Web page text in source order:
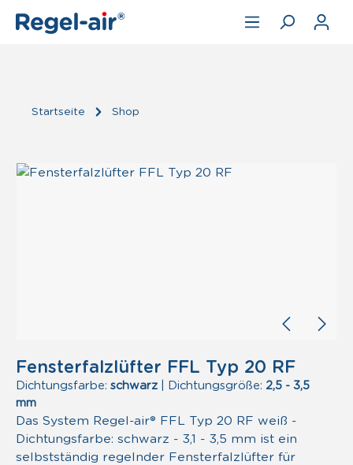
Zum Hauptinhalt springen
Startseite Shop
Bildergalerie überspringen
Fensterfalzlüfter FFL Typ 20 RF
Dichtungsfarbe: schwarz Dichtungsgröße: 2,5 - 3,5
mm
Das System Regel-air® FFL Typ 20 RF weiß -
Dichtungsfarbe: schwarz - 3,1 - 3,5 mm ist ein
selbstständig regelnder Fensterfalzlüfter für